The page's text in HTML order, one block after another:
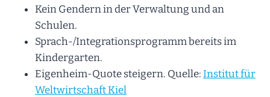
Kein Gendern in der Verwaltung und an
Schulen.
Sprach-/Integrationsprogramm bereits im
Kindergarten.
Eigenheim-Quote steigern. Quelle:Institut für
Weltwirtschaft Kiel